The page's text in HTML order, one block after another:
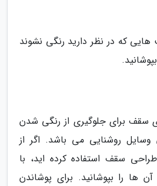
که در نظر دارید رنگی نشوند
سقف برای جلوگیری از رنگی شدن
وسایل روشنایی می باشد. اگر از
سقف استفاده کرده اید، با
آن ها را بپوشانید. برای پوشاندن